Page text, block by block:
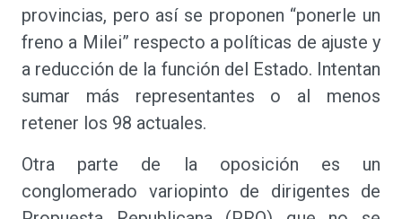
provincias, pero así se proponen “ponerle un
freno a Milei” respecto a políticas de ajuste y
a reducción de la función del Estado. Intentan
sumar más representantes o al menos
retener los 98 actuales.
Otra parte de la oposición es un
conglomerado variopinto de dirigentes de